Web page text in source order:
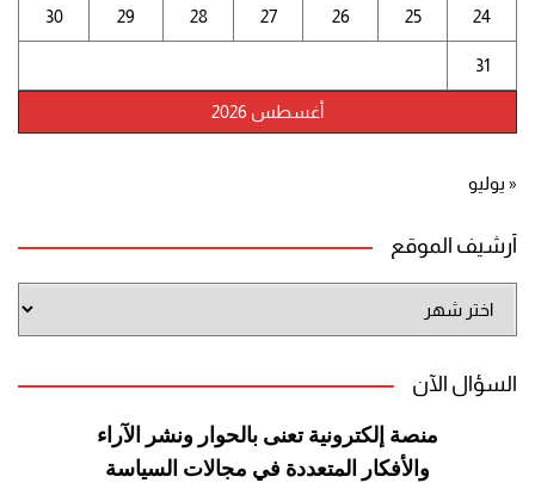
أغسطس 2026
24
25
26
27
28
29
30
31
« يوليو
أرشيف الموقع
الموقع
السؤال الآن
منصة إلكترونية تعنى بالحوار ونشر الآراء
والأفكار المتعددة في مجالات السياسة